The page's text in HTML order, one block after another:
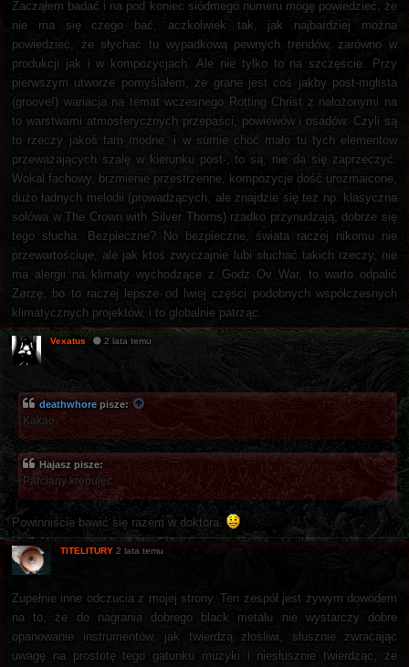
Zacząłem badać i na pod koniec siódmego numeru mogę powiedzieć, że
nie ma się czego bać, aczkolwiek tak, jak najbardziej można
powiedzieć, że słychać tu wypadkową pewnych trendów, zarówno w
produkcji jak i w kompozycjach. Ale nie tylko to na szczęście. Przy
pierwszym utworze pomyślałem, że grane jest coś jakby post-mgłista
(groove!) wariacja na temat wczesnego Rotting Christ z nałożonymi na
to warstwami atmosferycznych przepaści, powiewów i osadów. Czyli są
to rzeczy jakoś tam modne, i w sumie choć mało tu tych elementów
przeważających szalę w kierunku post-, to są, nie da się zaprzeczyć.
Wokal fachowy, brzmienie przestrzenne, kompozycje dość urozmaicone,
dużo ładnych melodii (prowadzących, ale znajdzie się też np. klasyczna
solówa w The Crown with Silver Thorns) rzadko przynudzają, dobrze się
tego słucha. Bezpieczne? No bezpieczne, świata raczej nikomu nie
przewartościuje, ale jak ktoś zwyczajnie lubi słuchać takich rzeczy, nie
ma alergii na klimaty wychodzące z Godz Ov War, to warto odpalić
Zørzę, bo to raczej lepsze od lwiej części podobnych współczesnych
klimatycznych projektów, i to globalnie patrząc.
Vexatus 2 lata temu
deathwhore pisze:
Kakao.
Hajasz pisze:
Parciany krępulec.
Powinniście bawić się razem w doktora.
TITELITURY 2 lata temu
Zupełnie inne odczucia z mojej strony. Ten zespół jest żywym dowodem
na to, że do nagrania dobrego black metalu nie wystarczy dobre
opanowanie instrumentów, jak twierdzą złośliwi, słusznie zwracając
uwagę na prostotę tego gatunku muzyki i niesłusznie twierdząc, że